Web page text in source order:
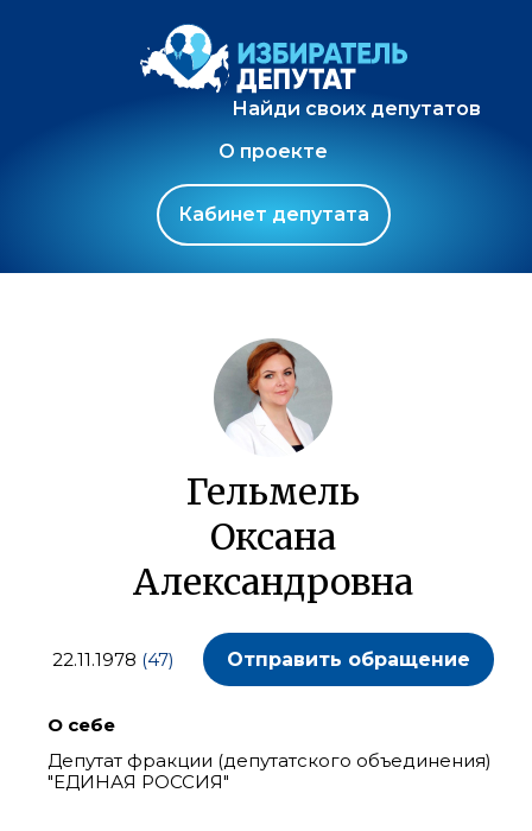
Найди своих депутатов
О проекте
Кабинет депутата
Гельмель
Оксана
Александровна
22.11.1978 (47) Отправить обращение
О себе
Депутат фракции (депутатского объединения)
"ЕДИНАЯ РОССИЯ"